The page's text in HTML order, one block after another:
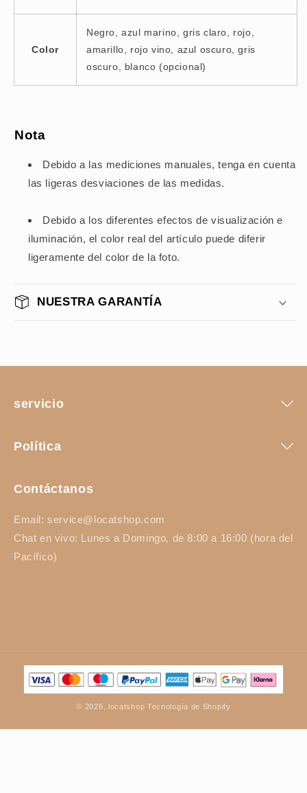
Color
Negro, azul marino, gris claro, rojo,
amarillo, rojo vino, azul oscuro, gris
oscuro, blanco (opcional)
Nota
Debido a las mediciones manuales, tenga en cuenta
las ligeras desviaciones de las medidas.
Debido a los diferentes efectos de visualización e
iluminación, el color real del artículo puede diferir
ligeramente del color de la foto.
NUESTRA GARANTÍA
servicio
Política
Contáctanos
Email: service@locatshop.com
Chat en vivo: Lunes a Domingo, de 8:00 a 16:00 (hora del
Pacífico)
Formas
de
© 2026, locatshop Tecnología de Shopify